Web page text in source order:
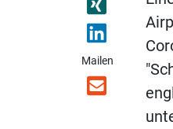
Mailen